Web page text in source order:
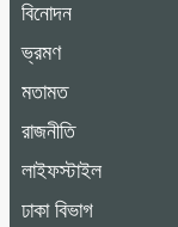
বিনোদন
ভ্রমণ
মতামত
রাজনীতি
লাইফস্টাইল
ঢাকা বিভাগ